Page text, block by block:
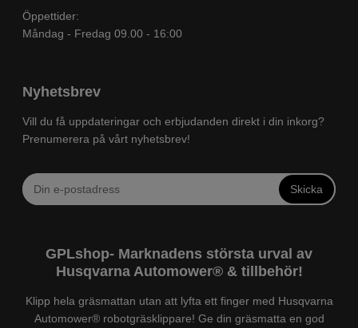
Öppettider:
Måndag - Fredag 09.00 - 16:00
Nyhetsbrev
Vill du få uppdateringar och erbjudanden direkt i din inkorg?
Prenumerera på vårt nyhetsbrev!
Skicka
GPLshop- Marknadens största urval av
Husqvarna Automower® & tillbehör!
Klipp hela gräsmattan utan att lyfta ett finger med Husqvarna
Automower® robotgräsklippare! Ge din gräsmatta en god